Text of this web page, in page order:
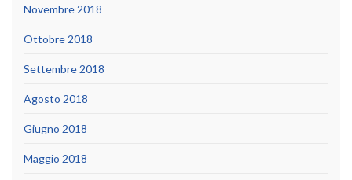
Novembre 2018
Ottobre 2018
Settembre 2018
Agosto 2018
Giugno 2018
Maggio 2018